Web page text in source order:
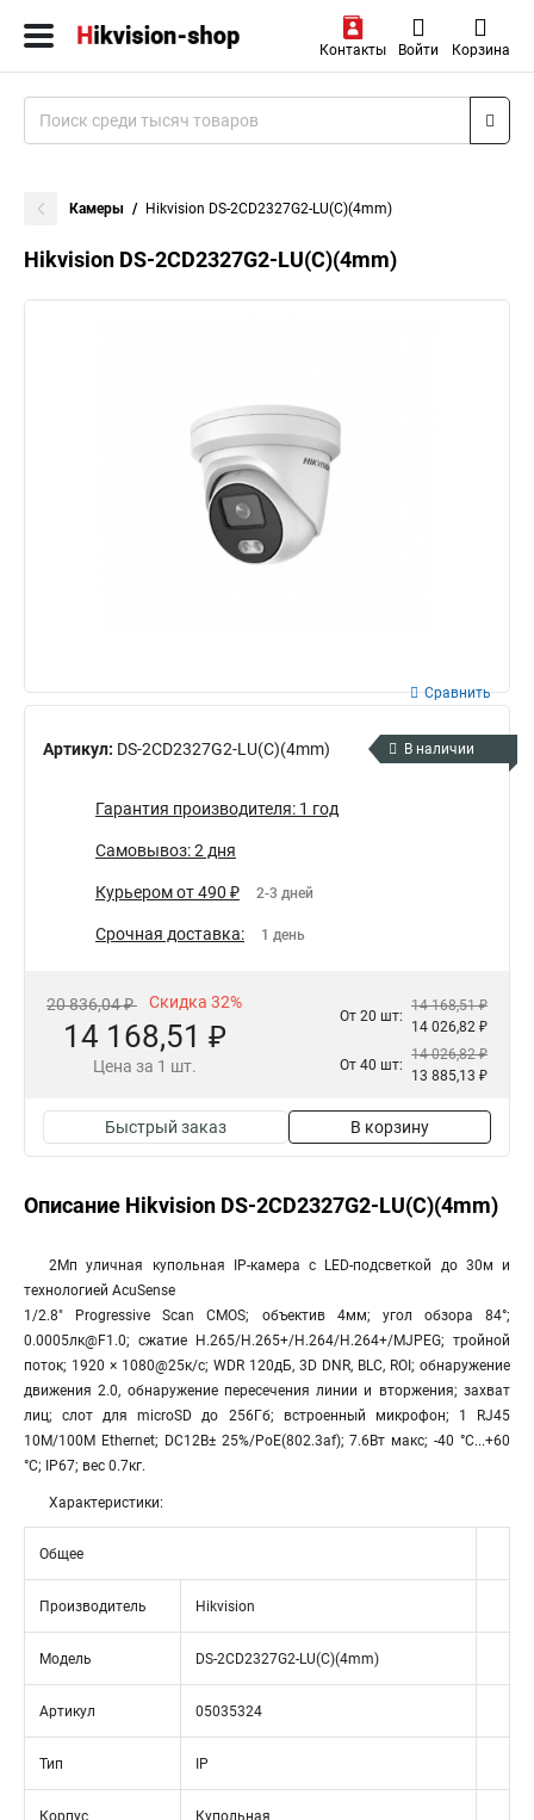
Контакты Войти Корзина
Камеры Hikvision DS-2CD2327G2-LU(C)(4mm)
Hikvision DS-2CD2327G2-LU(C)(4mm)
Артикул: DS-2CD2327G2-LU(C)(4mm)
Сравнить
В наличии
Гарантия производителя: 1 год
Самовывоз: 2 дня
Курьером от 490 ₽ 2-3 дней
Срочная доставка: 1 день
20 836,04 ₽ Скидка 32%
14 168,51 ₽
Цена за 1 шт.
От 20 шт:
14 168,51 ₽
14 026,82 ₽
От 40 шт:
14 026,82 ₽
13 885,13 ₽
Быстрый заказ В корзину
Описание Hikvision DS-2CD2327G2-LU(C)(4mm)
2Мп уличная купольная IP-камера с LED-подсветкой до 30м и
технологией AcuSense
1/2.8" Progressive Scan CMOS; объектив 4мм; угол обзора 84°;
0.0005лк@F1.0; сжатие H.265/H.265+/H.264/H.264+/MJPEG; тройной
поток; 1920 × 1080@25к/с; WDR 120дБ, 3D DNR, BLC, ROI; обнаружение
движения 2.0, обнаружение пересечения линии и вторжения; захват
лиц; слот для microSD до 256Гб; встроенный микрофон; 1 RJ45
10M/100M Ethernet; DC12В± 25%/PoE(802.3af); 7.6Вт макс; -40 °C...+60
°C; IP67; вес 0.7кг.
Характеристики:
Общее
Производитель Hikvision
Модель DS-2CD2327G2-LU(C)(4mm)
Артикул 05035324
Тип IP
Корпус Купольная